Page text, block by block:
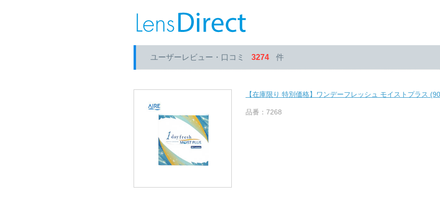
ユーザーレビュー・口コミ 3274 件
【在庫限り 特別価格】ワンデーフレッシュ モイストプラス
品番：7268